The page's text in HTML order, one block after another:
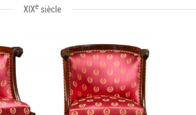
XIXesiècle